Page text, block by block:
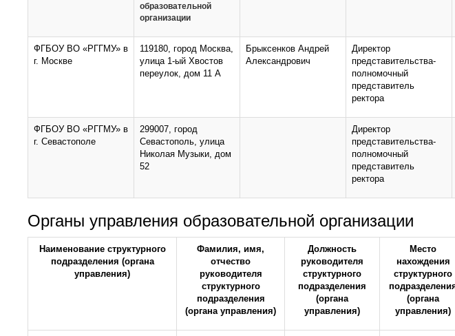
образовательной
организации
ФГБОУ ВО «РГГМУ» в
г. Москве
119180, город Москва,
улица 1-ый Хвостов
переулок, дом 11 А
Брыксенков Андрей
Александрович
Директор
представительства-
полномочный
представитель
ректора
ФГБОУ ВО «РГГМУ» в
г. Севастополе
299007, город
Севастополь, улица
Николая Музыки, дом
52
Директор
представительства-
полномочный
представитель
ректора
Органы управления образовательной организации
Наименование структурного
подразделения (органа
управления)
Фамилия, имя,
отчество
руководителя
структурного
подразделения
(органа управления)
Должность
руководителя
структурного
подразделения
(органа
управления)
Место
нахождения
структурного
(органа
управления)